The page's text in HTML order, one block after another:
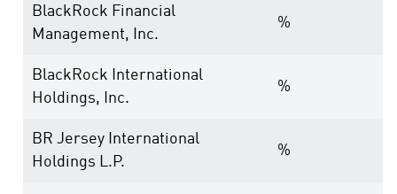
BlackRock Financial
Management, Inc.
%
BlackRock International
Holdings, Inc.
%
BR Jersey International
Holdings L.P.
%